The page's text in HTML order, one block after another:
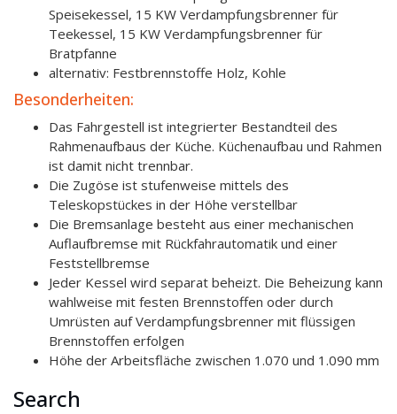
Speisekessel, 15 KW Verdampfungsbrenner für
Teekessel, 15 KW Verdampfungsbrenner für
Bratpfanne
alternativ: Festbrennstoffe Holz, Kohle
Besonderheiten:
Das Fahrgestell ist integrierter Bestandteil des
Rahmenaufbaus der Küche. Küchenaufbau und Rahmen
ist damit nicht trennbar.
Die Zugöse ist stufenweise mittels des
Teleskopstückes in der Höhe verstellbar
Die Bremsanlage besteht aus einer mechanischen
Auflaufbremse mit Rückfahrautomatik und einer
Feststellbremse
Jeder Kessel wird separat beheizt. Die Beheizung kann
wahlweise mit festen Brennstoffen oder durch
Umrüsten auf Verdampfungsbrenner mit flüssigen
Brennstoffen erfolgen
Höhe der Arbeitsfläche zwischen 1.070 und 1.090 mm
Search